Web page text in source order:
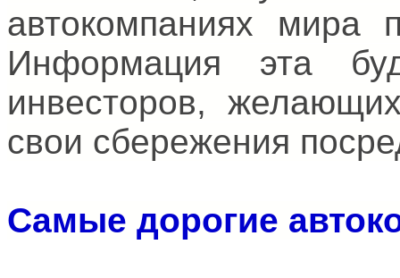
автокомпаниях мира
Информация эта
инвесторов,
свои сбережения
Самые дорогие